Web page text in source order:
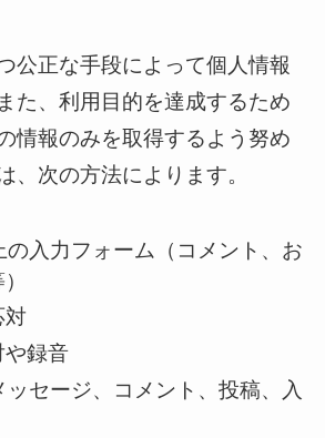
公正な手段によって個人情報
た、利用目的を達成するため
情報のみを取得するよう努め
、次の方法によります。
の入力フォーム（コメント、お
対
や録音
セージ、コメント、投稿、入